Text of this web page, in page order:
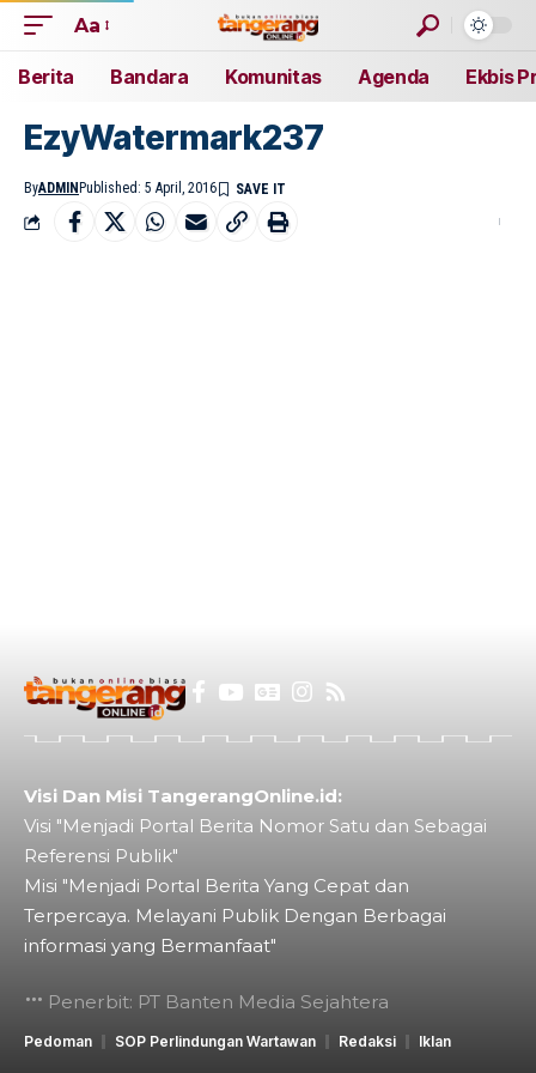
Aa
Berita Bandara Komunitas Agenda Ekbis
EzyWatermark237
ByADMIN Published: 5 April, 2016
Visi Dan Misi TangerangOnline.id:
Visi "Menjadi Portal Berita Nomor Satu dan Sebagai
Referensi Publik"
Misi "Menjadi Portal Berita Yang Cepat dan
Terpercaya. Melayani Publik Dengan Berbagai
informasi yang Bermanfaat"
Penerbit: PT Banten Media Sejahtera
Pedoman SOP Perlindungan Wartawan Redaksi Iklan